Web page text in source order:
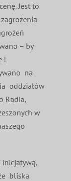
Jest to
– by
i
na
oddziałów
Radia,
w
inicjatywą,
bliska